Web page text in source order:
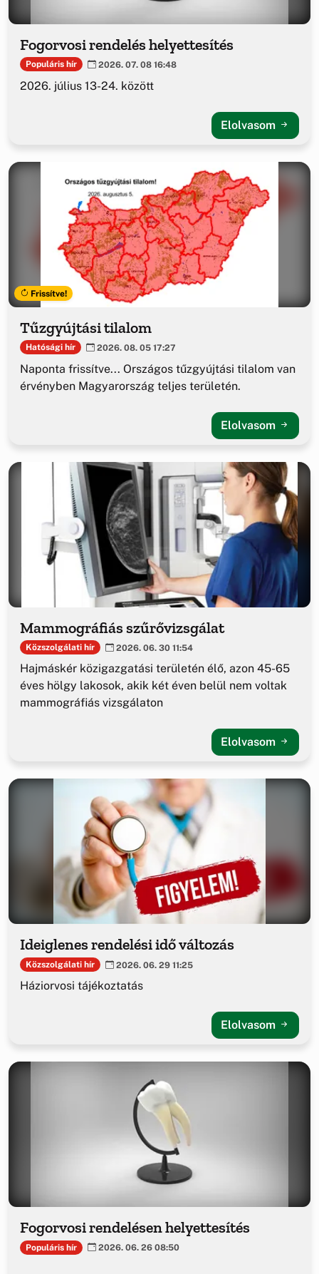
Fogorvosi rendelés helyettesítés
Populáris hír 2026. 07. 08 16:48
2026. július 13-24. között
Elolvasom
Frissítve!
Tűzgyújtási tilalom
Hatósági hír 2026. 08. 05 17:27
Naponta frissítve... Országos tűzgyújtási tilalom van
érvényben Magyarország teljes területén.
Elolvasom
Mammográfiás szűrővizsgálat
Közszolgálati hír 2026. 06. 30 11:54
Hajmáskér közigazgatási területén élő, azon 45-65
éves hölgy lakosok, akik két éven belül nem voltak
mammográfiás vizsgálaton
Elolvasom
Ideiglenes rendelési idő változás
Közszolgálati hír 2026. 06. 29 11:25
Háziorvosi tájékoztatás
Elolvasom
Fogorvosi rendelésen helyettesítés
Populáris hír 2026. 06. 26 08:50